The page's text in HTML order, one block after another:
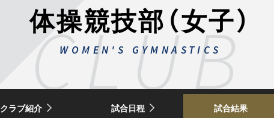
体操競技部（女子）
WOMEN'S GYMNASTICS
CLUB
クラブ紹介 試合日程 試合結果